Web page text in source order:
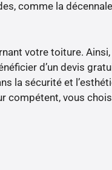
comme la
votre toiture.
d’un devis
la sécurité et
compétent, vous